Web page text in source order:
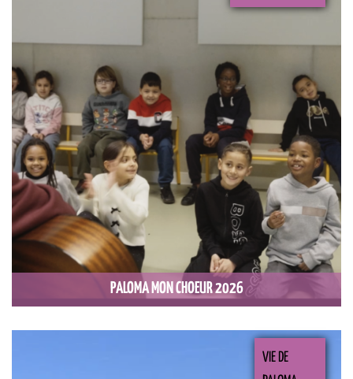
PALOMA MON CHOEUR 2026
VIE DE